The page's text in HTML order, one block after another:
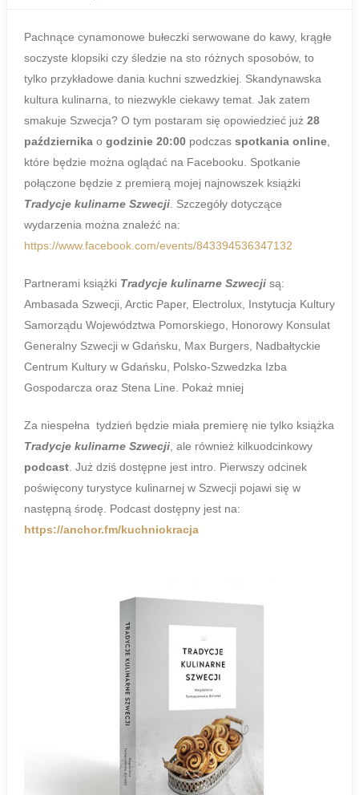
Pachnące cynamonowe bułeczki serwowane do kawy, krągłe
soczyste klopsiki czy śledzie na sto różnych sposobów, to
tylko przykładowe dania kuchni szwedzkiej. Skandynawska
kultura kulinarna, to niezwykle ciekawy temat. Jak zatem
smakuje Szwecja? O tym postaram się opowiedzieć już 28
października o godzinie 20:00 podczas spotkania online
które będzie można oglądać na Facebooku. Spotkanie
połączone będzie z premierą mojej najnowszek książki
Tradycje kulinarne Szwecji . Szczegóły dotyczące
wydarzenia można znaleźć na:
https://www.facebook.com/events/843394536347132
Partnerami książki Tradycje kulinarne Szwecji są:
Ambasada Szwecji, Arctic Paper, Electrolux, Instytucja Kultury
Samorządu Województwa Pomorskiego, Honorowy Konsulat
Generalny Szwecji w Gdańsku, Max Burgers, Nadbałtyckie
Centrum Kultury w Gdańsku, Polsko-Szwedzka Izba
Gospodarcza oraz Stena Line. Pokaż mniej
Za niespełna tydzień będzie miała premierę nie tylko książka
Tradycje kulinarne Szwecji , ale również kilkuodcinkowy
podcast . Już dziś dostępne jest intro. Pierwszy odcinek
poświęcony turystyce kulinarnej w Szwecji pojawi się w
następną środę. Podcast dostępny jest na:
https://anchor.fm/kuchniokracja